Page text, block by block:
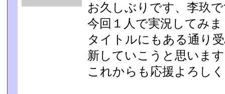
お久しぶりです、李玖
今回１人で実況してみ
タイトルにもある通り
新していこうと思います
これからも応援よろし